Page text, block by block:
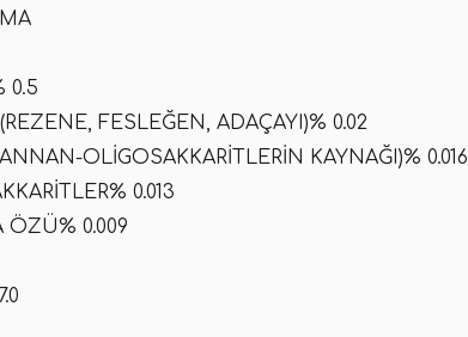
0.5
FESLEĞEN, ADAÇAYI)% 0.02
OLIGOSAKKARITLERIN KAYNAĞI)% 0.016
0.013
ÖZÜ% 0.009